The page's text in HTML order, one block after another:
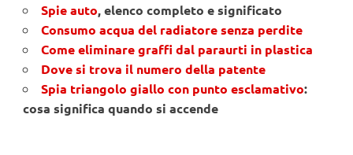
Spie auto, elenco completo e significato
Consumo acqua del radiatore senza perdite
Come eliminare graffi dal paraurti in plastica
Dove si trova il numero della patente
Spia triangolo giallo con punto esclamativo:
cosa significa quando si accende